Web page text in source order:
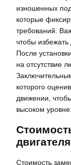
изношенных
которые
требований.
чтобы
После
на отсутствие
которого
движении,
высоком уровне.
двигателя
Стоимость